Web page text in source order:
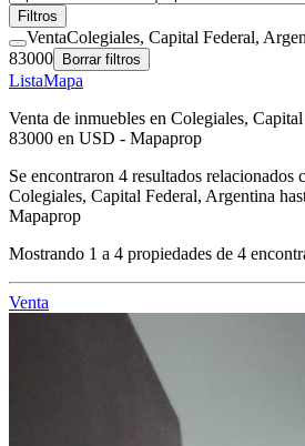
Filtros
VentaColegiales, Capital Federal,
83000
Borrar filtros
ListaMapa
Venta de inmuebles en Colegiales,
83000 en USD - Mapaprop
Se encontraron 4 resultados relacionados
Colegiales, Capital Federal, Argentina
Mapaprop
Mostrando 1 a 4 propiedades de 4
Venta